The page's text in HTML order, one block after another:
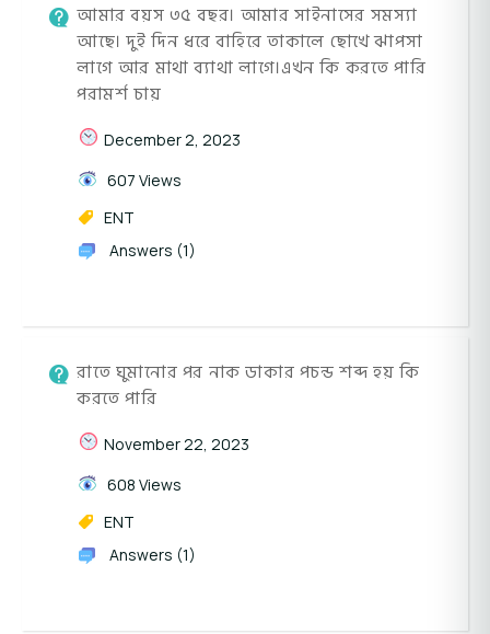
আমার বয়স ৩৫ বছর। আমার সাইনাসের সমস্যা
আছে। দুই দিন ধরে বাহিরে তাকালে ছোখে ঝাপসা
লাগে আর মাথা ব্যাথা লাগে।এখন কি করতে পারি
পরামর্শ চায়
December 2, 2023
607 Views
ENT
Answers (1)
রাতে ঘুমানোর পর নাক ডাকার পচন্ড শব্দ হয় কি
করতে পারি
November 22, 2023
608 Views
ENT
Answers (1)